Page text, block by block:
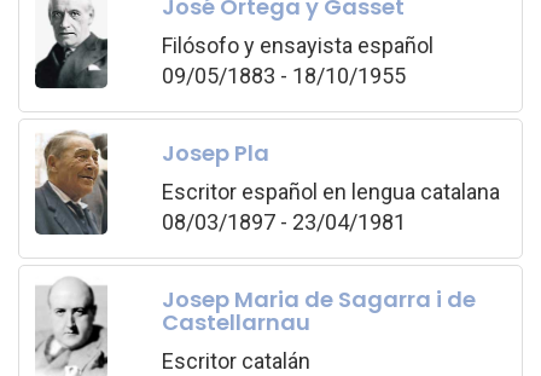
José Ortega y Gasset
Filósofo y ensayista español
09/05/1883 - 18/10/1955
Josep Pla
Escritor español en lengua catalana
08/03/1897 - 23/04/1981
Josep Maria de Sagarra i de
Castellarnau
Escritor catalán